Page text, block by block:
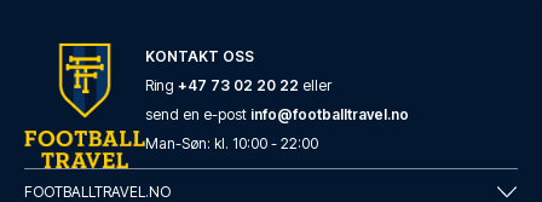
Tótem Madrid Hotel
Velger du Tótem Madrid Hotel i...
LES MER OM HOTELLET
KONTAKT OSS
Ring +47 73 02 20 22 eller
send en e-post info@footballtravel.no
Man-Søn: kl. 10:00 - 22:00
FOOTBALLTRAVEL.NO